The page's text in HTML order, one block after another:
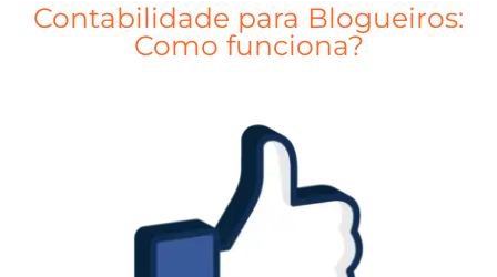
Contabilidade para Blogueiros:
Como funciona?